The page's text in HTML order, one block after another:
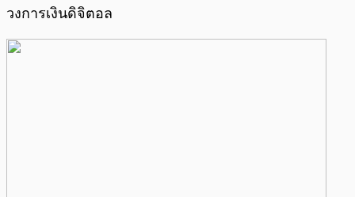
วงการเงินดิจิตอล